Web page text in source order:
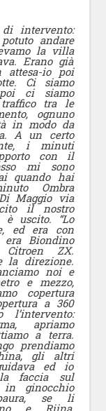
intervento:
andare
la villa
Erano già
io poi
Ci siamo
ci siamo
tra le
ognuno
in modo da
A un certo
i minuti
con il
mi sono
quando hai
Ombra
Maggio via
il nostro
è uscito. “Lo
ed era con
era Biondino
ZX.
la direzione.
noi e
e mezzo,
copertura
a 360
apriamo
a terra.
prendiamo
gli altri
ed io
faccia sul
in ginocchio
se li